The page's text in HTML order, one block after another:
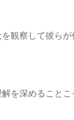
観察して彼ら
を深めること